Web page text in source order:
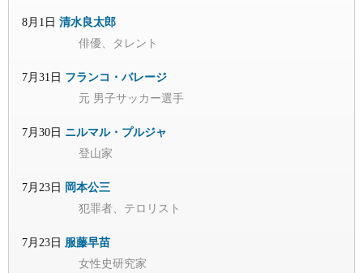
8月1日 清水良太郎
俳優、タレント
7月31日 フランコ・バレージ
元 男子サッカー選手
7月30日 ニルマル・プルジャ
登山家
7月23日 岡本公三
犯罪者、テロリスト
7月23日 服藤早苗
女性史研究家